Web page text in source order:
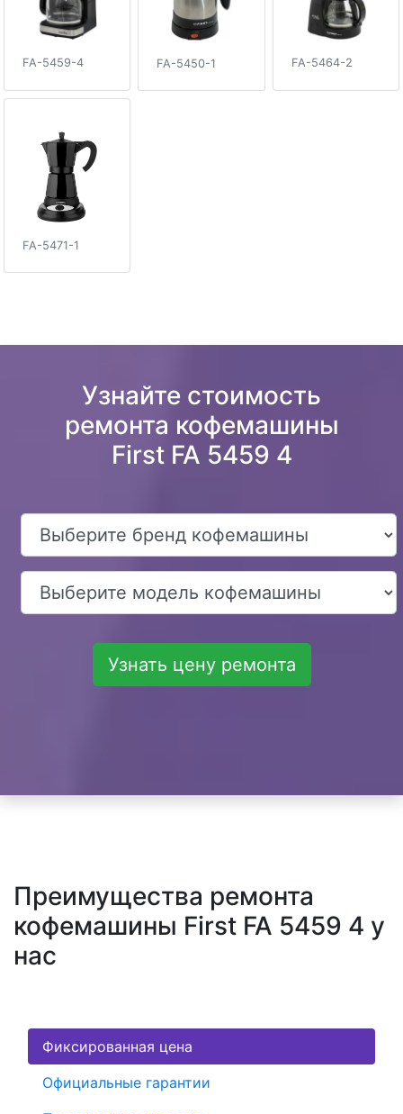
FA-5459-4 FA-5450-1 FA-5464-2
FA-5471-1
Узнайте стоимость
ремонта кофемашины
First FA 5459 4
Узнать цену ремонта
Преимущества ремонта
кофемашины First FA 5459 4 у
нас
Фиксированная цена
Официальные гарантии